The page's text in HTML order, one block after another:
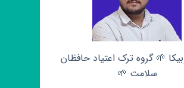
🌱 گروه ترک اعتیاد حافظان
سلامت 🌱